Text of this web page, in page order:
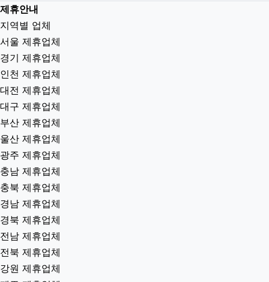
제휴안내
지역별 업체
서울 제휴업체
경기 제휴업체
인천 제휴업체
대전 제휴업체
대구 제휴업체
부산 제휴업체
울산 제휴업체
광주 제휴업체
충남 제휴업체
충북 제휴업체
경남 제휴업체
경북 제휴업체
전남 제휴업체
전북 제휴업체
강원 제휴업체